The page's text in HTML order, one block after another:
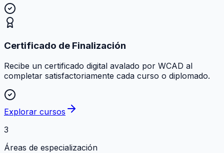
Certificado de Finalización
Recibe un certificado digital avalado por WCAD al
completar satisfactoriamente cada curso o diplomado.
Explorar cursos
3
Áreas de especialización